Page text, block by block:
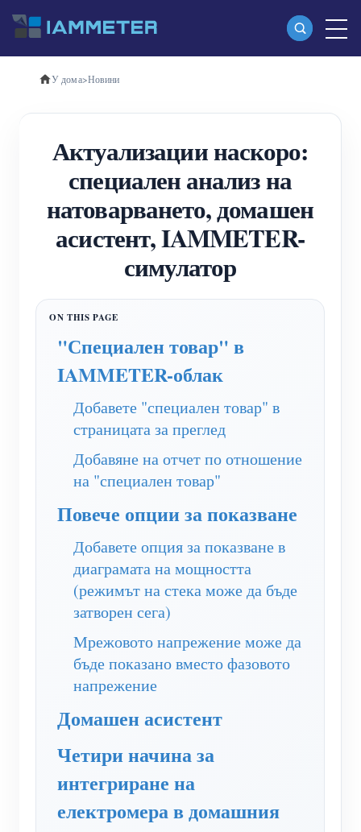
Продукти
(WEM3080)
Трифазен Wi-Fi измервател на енергия
(WEM3080T)
Трифазен Wi-Fi измервател на енергия
(WEM3046T)
WiFi контролер за захранване
Услуга за самостоятелно хостване
EV зарядно устройство
IAMMETER Симулатор
Виртуален измервателен уред
Система за енергийно прогнозиране и симулация
Приложения
Енергиен монитор на слънчева фотоволтаична
система
Домашна автоматизация
Магазин
Ресурси
Бърз старт на продукта
Документ
Новини
Общност
Разработчик
Разгледайте
Програма за награди
Контакт
За нас
У дома>Новини
Актуализации наскоро:
специален анализ на
натоварването, домашен
асистент, IAMMETER-
симулатор
"Специален товар" в
IAMMETER-облак
Добавете "специален товар" в
страницата за преглед
Добавяне на отчет по отношение
на "специален товар"
Повече опции за показване
Добавете опция за показване в
диаграмата на мощността
(режимът на стека може да бъде
затворен сега)
Мрежовото напрежение може да
бъде показано вместо фазовото
напрежение
Домашен асистент
Четири начина за
интегриране на
електромера в домашния